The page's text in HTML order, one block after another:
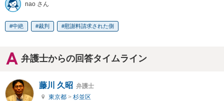
nao さん
中絶 裁判 慰謝料請求された側
弁護士からの回答タイムライン
藤川 久昭 弁護士
東京都 > 杉並区